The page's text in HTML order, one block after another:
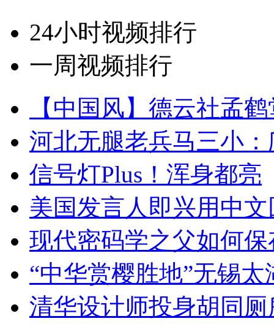
24小时视频排行
一周视频排行
【中国风】德云社孟
河北无腿老兵马三小
信号灯Plus！浑身都亮
美国发言人即兴用中
现代密码学之父如何
“中华赏樱胜地”无锡
清华设计师投身胡同